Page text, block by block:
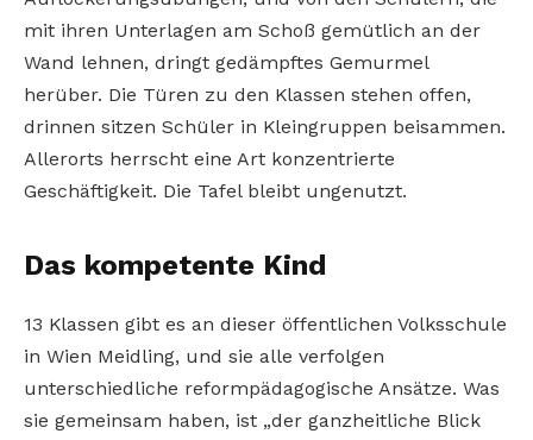
mit ihren Unterlagen am Schoß gemütlich an der
Wand lehnen, dringt gedämpftes Gemurmel
herüber. Die Türen zu den Klassen stehen offen,
drinnen sitzen Schüler in Kleingruppen beisammen.
Allerorts herrscht eine Art konzentrierte
Geschäftigkeit. Die Tafel bleibt ungenutzt.
Das kompetente Kind
13 Klassen gibt es an dieser öffentlichen Volksschule
in Wien Meidling, und sie alle verfolgen
unterschiedliche reformpädagogische Ansätze. Was
sie gemeinsam haben, ist „der ganzheitliche Blick